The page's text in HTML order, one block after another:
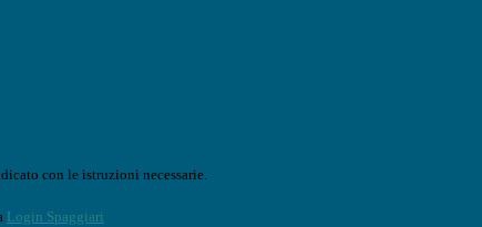
con le istruzioni necessarie.
Login Spaggiari